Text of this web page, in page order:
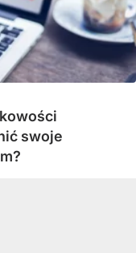
swoje